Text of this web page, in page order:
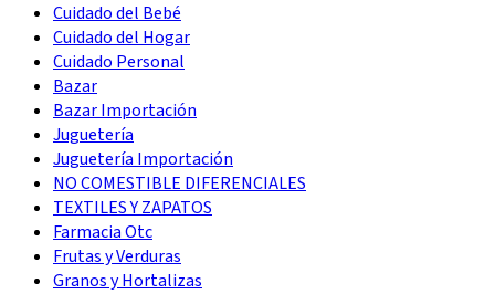
Cuidado del Bebé
Cuidado del Hogar
Cuidado Personal
Bazar
Bazar Importación
Juguetería
Juguetería Importación
NO COMESTIBLE DIFERENCIALES
TEXTILES Y ZAPATOS
Farmacia Otc
Frutas y Verduras
Granos y Hortalizas